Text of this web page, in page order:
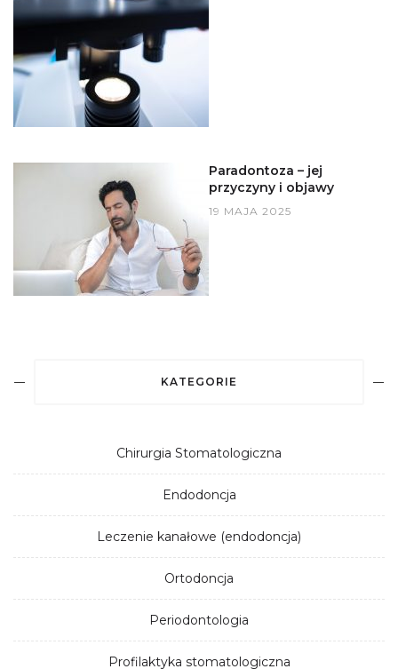
Paradontoza – jej
przyczyny i objawy
19 MAJA 2025
KATEGORIE
Chirurgia Stomatologiczna
Endodoncja
Leczenie kanałowe (endodoncja)
Ortodoncja
Periodontologia
Profilaktyka stomatologiczna